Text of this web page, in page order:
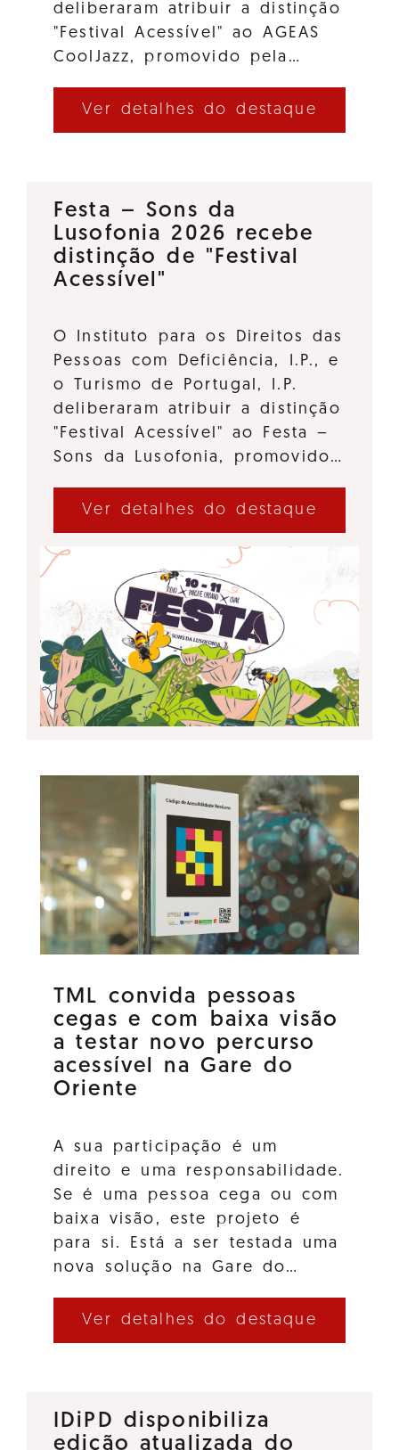
deliberaram atribuir a distinção
"Festival Acessível" ao AGEAS
CoolJazz, promovido pela…
Ver detalhes do destaque
Festa – Sons da
Lusofonia 2026 recebe
distinção de "Festival
Acessível"
O Instituto para os Direitos das
Pessoas com Deficiência, I.P., e
o Turismo de Portugal, I.P.
deliberaram atribuir a distinção
"Festival Acessível" ao Festa –
Sons da Lusofonia, promovido…
Ver detalhes do destaque
TML convida pessoas
cegas e com baixa visão
a testar novo percurso
acessível na Gare do
Oriente
A sua participação é um
direito e uma responsabilidade.
Se é uma pessoa cega ou com
baixa visão, este projeto é
para si. Está a ser testada uma
nova solução na Gare do…
Ver detalhes do destaque
IDiPD disponibiliza
edição atualizada do